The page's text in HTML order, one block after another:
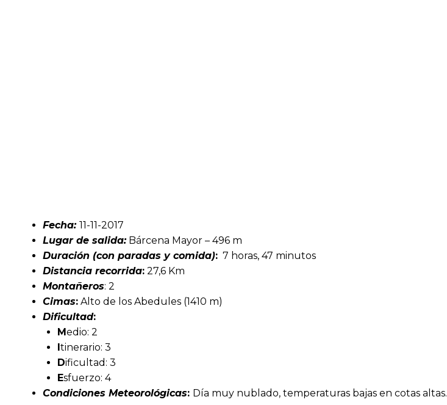
Fecha: 11-11-2017
Lugar de salida:Bárcena Mayor – 496 m
Duración (con paradas y comida): 7 horas, 47 minutos
Distancia recorrida: 27,6 Km
Montañeros: 2
Cimas: Alto de los Abedules (1410 m)
Dificultad:
M edio: 2
tinerario: 3
Dificultad: 3
Esfuerzo: 4
Condiciones Meteorológicas: Día muy nublado, temperaturas bajas en cotas altas.